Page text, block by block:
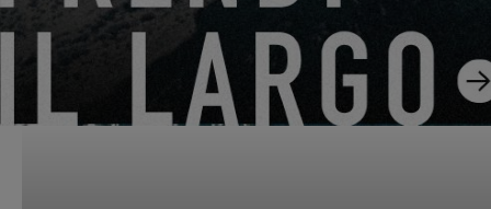
GO SAILING CON EXCESS QUESTA ESTATE!
EXCESS 13 EXCESS 14